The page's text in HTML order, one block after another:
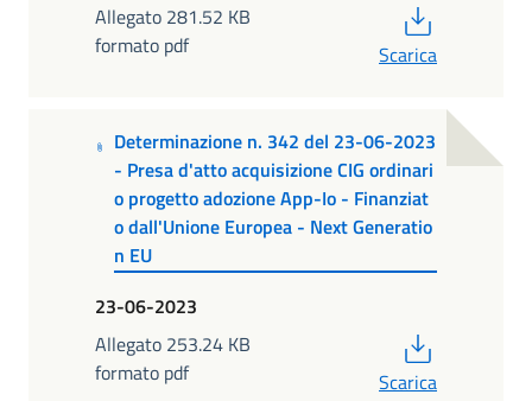
Allegato 281.52 KB
formato pdf
Scarica
Determinazione n. 342 del 23-06-2023
- Presa d'atto acquisizione CIG ordinari
o progetto adozione App-Io - Finanziat
o dall'Unione Europea - Next Generatio
n EU
23-06-2023
Allegato 253.24 KB
formato pdf
Scarica